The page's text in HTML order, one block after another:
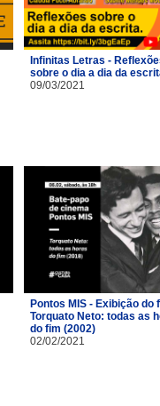
Infinitas Letras -
sobre o dia a dia da
09/03/2021
Pontos MIS - Exibição do
Torquato Neto: todas as
do fim (2002)
02/02/2021